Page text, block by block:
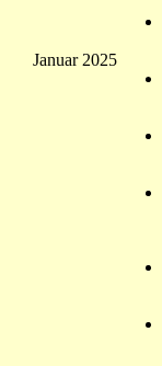
Januar 2025